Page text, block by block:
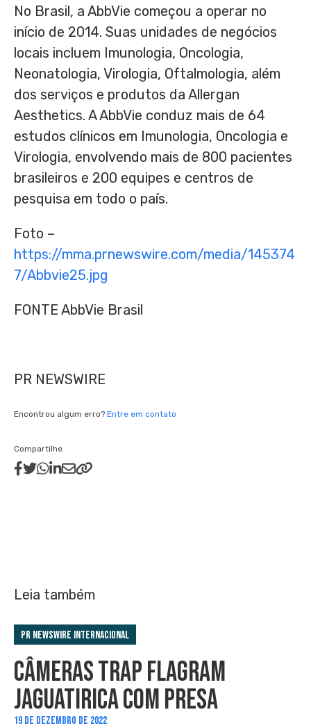
No Brasil, a AbbVie começou a operar no
início de 2014. Suas unidades de negócios
locais incluem Imunologia, Oncologia,
Neonatologia, Virologia, Oftalmologia, além
dos serviços e produtos da Allergan
Aesthetics. A AbbVie conduz mais de 64
estudos clínicos em Imunologia, Oncologia e
Virologia, envolvendo mais de 800 pacientes
brasileiros e 200 equipes e centros de
pesquisa em todo o país.
Foto –
https://mma.prnewswire.com/media/145374
7/Abbvie25.jpg
FONTE AbbVie Brasil
PR NEWSWIRE
Encontrou algum erro? Entre em contato
Compartilhe
Leia também
PR Newswire Internacional
CÂMERAS TRAP FLAGRAM
JAGUATIRICA COM PRESA
19 DE DEZEMBRO DE 2022